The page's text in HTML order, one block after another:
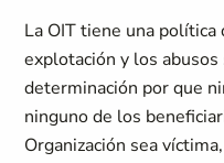
La OIT tiene una
explotación y los
determinación por que
ninguno de los
Organización sea